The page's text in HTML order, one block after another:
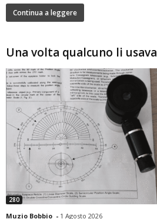
Continua a leggere
Una volta qualcuno li usava
280
Muzio Bobbio - 1 Agosto 2026